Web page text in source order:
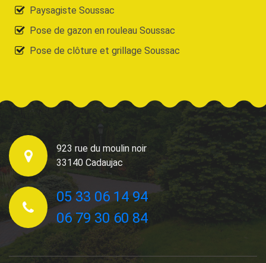
Paysagiste Soussac
Pose de gazon en rouleau Soussac
Pose de clôture et grillage Soussac
923 rue du moulin noir
33140 Cadaujac
05 33 06 14 94
06 79 30 60 84